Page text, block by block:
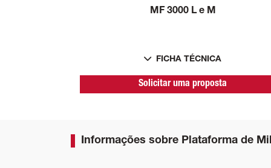
MF 3000 L e M
FICHA TÉCNICA
Solicitar uma proposta
Informações sobre Plataforma de